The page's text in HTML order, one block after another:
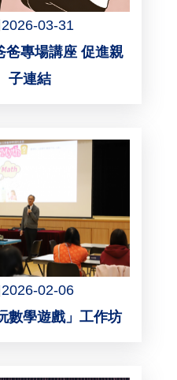
2026-03-31
爸專場講座 促進親
子連結
2026-02-06
數學遊戲」工作坊